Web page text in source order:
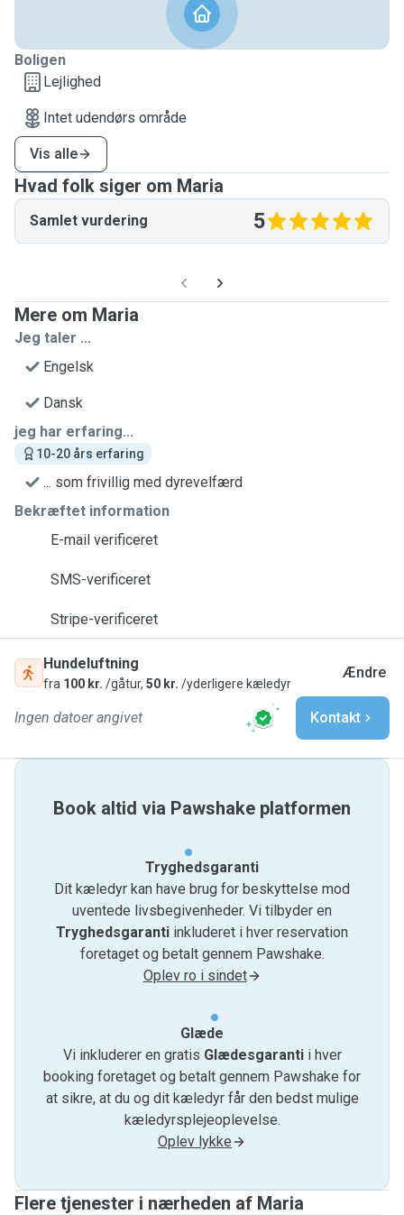
Boligen
Lejlighed
Intet udendørs område
Vis alle
Hvad folk siger om Maria
Samlet vurdering 5
Mere om Maria
Jeg taler ...
Engelsk
Dansk
jeg har erfaring...
10-20 års erfaring
... som frivillig med dyrevelfærd
Bekræftet information
E-mail verificeret
SMS-verificeret
Stripe-verificeret
Hundeluftning
fra 100 kr. /gåtur, 50 kr. /yderligere kæledyr
Ændre
Ingen datoer angivet Kontakt
Book altid via Pawshake platformen
Tryghedsgaranti
Dit kæledyr kan have brug for beskyttelse mod
uventede livsbegivenheder. Vi tilbyder en
Tryghedsgaranti inkluderet i hver reservation
foretaget og betalt gennem Pawshake.
Oplev ro i sindet
Glæde
Vi inkluderer en gratis Glædesgarantii hver
booking foretaget og betalt gennem Pawshake for
at sikre, at du og dit kæledyr får den bedst mulige
kæledyrsplejeoplevelse.
Oplev lykke
Flere tjenester i nærheden af ​​Maria